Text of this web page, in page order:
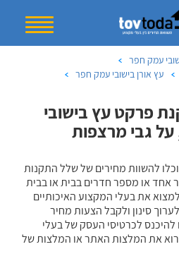
עמק חפר
עץ אורן בישובי עמק חפר
פרקט עץ בישובי
גבי מרצפות
להשוות מחירים של שלל התקנות
אחד או מספר חדרים בבית או בבית
את בעלי המקצוע האיכותיים
סינון ולקבל הצעות מחיר
להיכנס לכרטיסי העסק של בעלי
את המלצות האתר או המלצות של